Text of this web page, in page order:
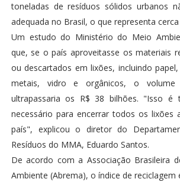
toneladas de resíduos sólidos urbanos
adequada no Brasil, o que representa
Um estudo do Ministério do Meio
que, se o país aproveitasse os materiais
ou descartados em lixões, incluindo
metais, vidro e orgânicos, o volume
ultrapassaria os R$ 38 bilhões. "Isso é
necessário para encerrar todos os lixões
país", explicou o diretor do
Resíduos do MMA, Eduardo Santos.
De acordo com a Associação Brasileira
Ambiente (Abrema), o índice de reciclagem